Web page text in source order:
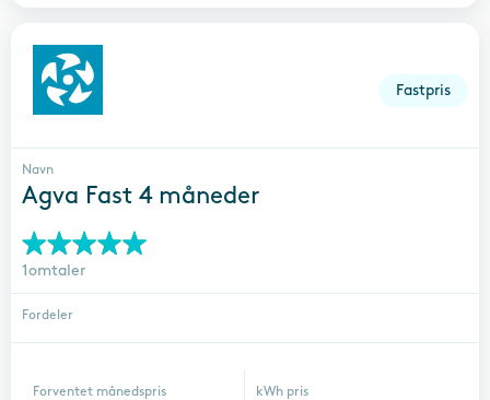
Fastpris
Navn
Agva Fast 4 måneder
1omtaler
Fordeler
Forventet månedspris kWh pris